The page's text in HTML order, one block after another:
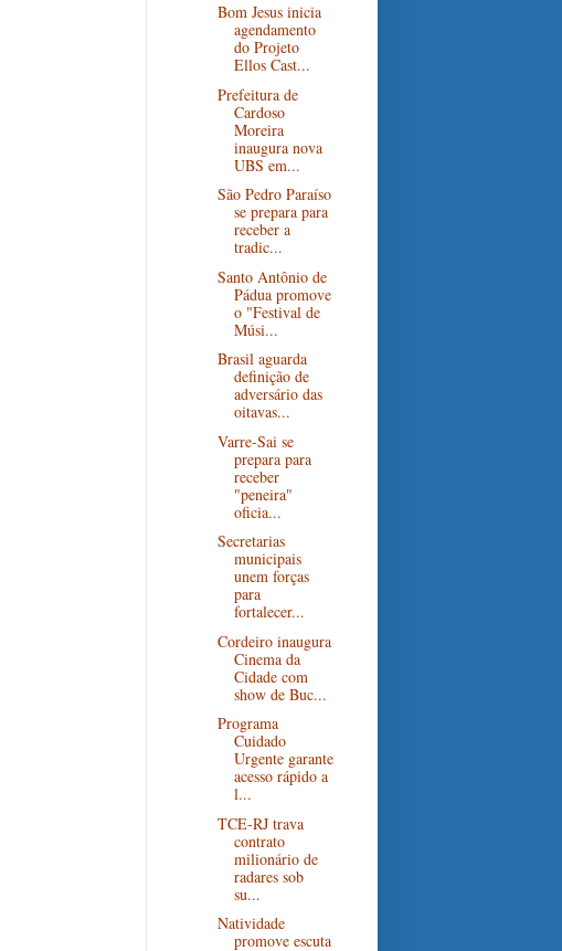
Bom Jesus inicia
agendamento
do Projeto
Ellos Cast...
Prefeitura de
Cardoso
Moreira
inaugura nova
UBS em...
São Pedro Paraíso
se prepara para
receber a
tradic...
Santo Antônio de
Pádua promove
o "Festival de
Músi...
Brasil aguarda
definição de
adversário das
oitavas...
Varre-Sai se
prepara para
receber
"peneira"
oficia...
Secretarias
municipais
unem forças
para
fortalecer...
Cordeiro inaugura
Cinema da
Cidade com
show de Buc...
Programa
Cuidado
Urgente garante
acesso rápido a
l...
TCE-RJ trava
contrato
milionário de
radares sob
su...
Natividade
promove escuta